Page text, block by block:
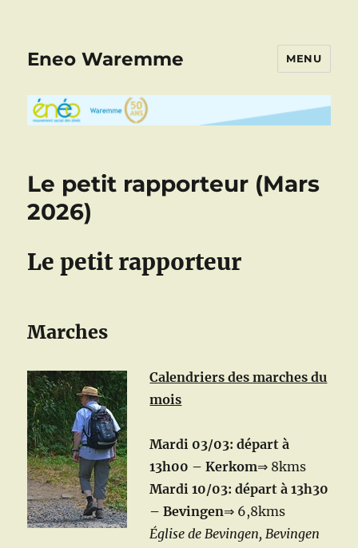
Eneo Waremme MENU
Le petit rapporteur (Mars
2026)
Le petit rapporteur
Marches
Calendriers des marches du
mois
Mardi 03/03: départ à
13h00 – Kerkom⇒ 8kms
Mardi 10/03: départ à 13h30
– Bevingen⇒ 6,8kms
Église de Bevingen, Bevingen